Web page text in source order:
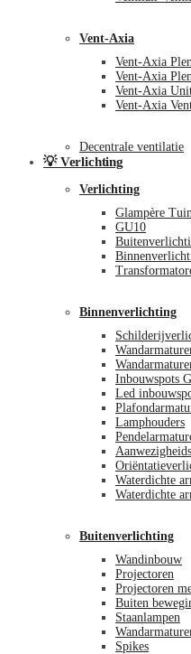
Vent-Axia
Vent-Axia
Vent-Axia
Vent-Axia
Vent-Axia
Decentrale ventilatie
💡 Verlichting
Verlichting
Glampère
GU10
Binnenverlichting
Inbouwspots
Led
Lamphouders
Waterdichte
Waterdichte
Buitenverlichting
Wandinbouw
Projectoren
Projectoren
Buiten
Staanlampen
Spikes